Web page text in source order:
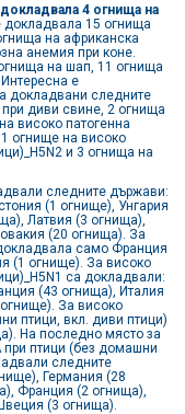
4 огнища на
докладвала 15 огнища
на африканска
анемия при коне.
на шап, 11 огнища
е
докладвани следните
диви свине, 2 огнища
високо патогенна
огнище на високо
и 3 огнища на
следните държави:
(1 огнище), Унгария
Латвия (3 огнища),
(20 огнища). За
само Франция
(1 огнище). За високо
са докладвали:
(43 огнища), Италия
За високо
птици, вкл. диви птици)
На последно място за
при птици (без домашни
следните
Германия (28
Франция (2 огнища),
(3 огнища).